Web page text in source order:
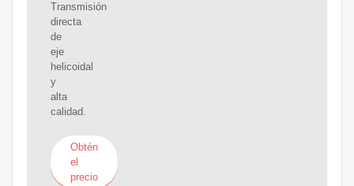
Transmisión
directa
de
eje
helicoidal
y
alta
calidad.
Obtén
el
precio